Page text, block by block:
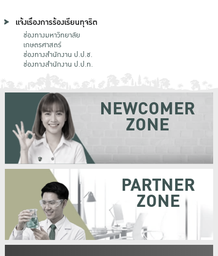
แจ้งเรื่องการร้องเรียนทุจริต
ช่องทางมหาวิทยาลัย
เกษตรศาสตร์
ช่องทางสำนักงาน ป.ป.ช.
ช่องทางสำนักงาน ป.ป.ท.
NEWCOMER
ZONE
PARTNER
ZONE